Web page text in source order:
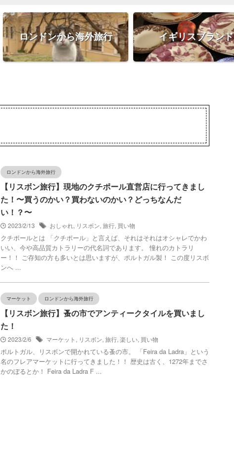
ロンドンから海外旅行 イギリスブランド
ロンドンから海外旅行
【リスボン旅行】現地のクチポール直営店に行ってきまし
た！〜買うのかい？買わないのかい？どっちなんだ
い！？〜
2023/2/13
おしゃれ, リスボン, 旅行, 買い物
クチポールとは 「クチポール」と言えば、それはそれはオシャレでかわ
いい、今や高品質カトラリーの代名詞であります。 憧れのカトラリ
ー！！ ご存知の方も多いとは思いますが、ポルトガル製！ この度リスボ
ンへ ...
マーケット ロンドンから海外旅行
【リスボン旅行】蚤の市でアンティークタイルを買いまし
た！
2023/2/6
マーケット , リスボン, 旅行, 楽しい, 買い物
ポルトガル、リスボンで開かれている蚤の市。 「Feira da Ladra」という
名のフレアマーケットに行ってきました！！ 歴史は古く、1272年までさ
かのぼるとか！ Feira da Ladra F ...